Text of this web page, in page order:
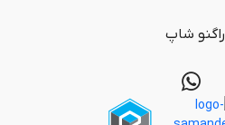
راگنو شاپ